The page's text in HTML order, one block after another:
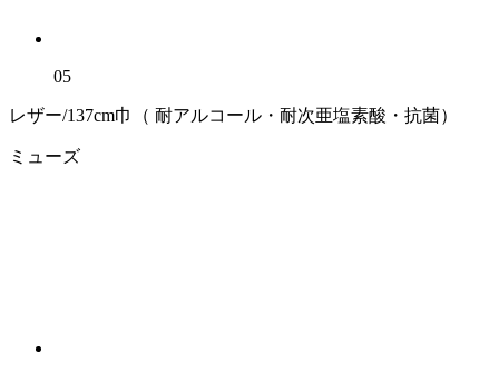
05
レザー/137cm巾（ 耐アルコール・耐次亜塩素酸・抗菌）
ミューズ